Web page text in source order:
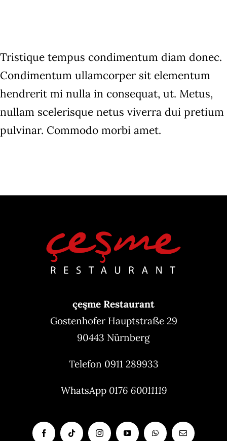
Tristique tempus condimentum diam donec.
Condimentum ullamcorper sit elementum
hendrerit mi nulla in consequat, ut. Metus,
nullam scelerisque netus viverra dui pretium
pulvinar. Commodo morbi amet.
çeşme Restaurant
Gostenhofer Hauptstraße 29
90443 Nürnberg
Telefon 0911 289933
WhatsApp 0176 60011119